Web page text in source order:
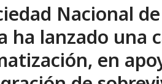
Nacional
ha lanzado una
en